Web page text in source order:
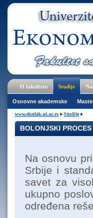
O fakultetu Studije
Osnovne akademske
www.eknfak.ni.ac.rs Studije
BOLONJSKI
Na osnovu
Srbije i
savet za
ukupno
određena